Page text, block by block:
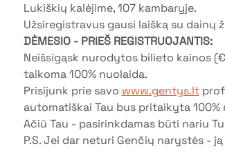
Lukiškių kalėjime, 107 kambaryje.
Užsiregistravus gausi laišką su dainų
DĖMESIO - PRIEŠ REGISTRUOJANTIS:
Neišsigąsk nurodytos bilieto kainos
taikoma 100% nuolaida.
Prisijunk prie savo www.gentys.lt
automatiškai Tau bus pritaikyta 100%
Ačiū Tau - pasirinkdamas būti nariu
P.S. Jei dar neturi Genčių narystės - ją